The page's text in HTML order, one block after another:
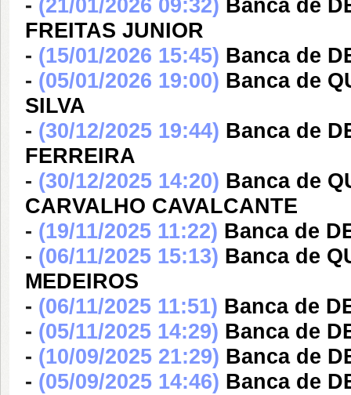
- (21/01/2026 09:32) Banca de
FREITAS JUNIOR
- (15/01/2026 15:45) Banca de
- (05/01/2026 19:00) Banca de
SILVA
- (30/12/2025 19:44) Banca de
FERREIRA
- (30/12/2025 14:20) Banca de
CARVALHO CAVALCANTE
- (19/11/2025 11:22) Banca de
- (06/11/2025 15:13) Banca de
MEDEIROS
- (06/11/2025 11:51) Banca de
- (05/11/2025 14:29) Banca de
- (10/09/2025 21:29) Banca de
- (05/09/2025 14:46) Banca de